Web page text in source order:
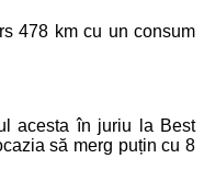
478 km cu un consum
acesta în juriu la Best
să merg puțin cu 8